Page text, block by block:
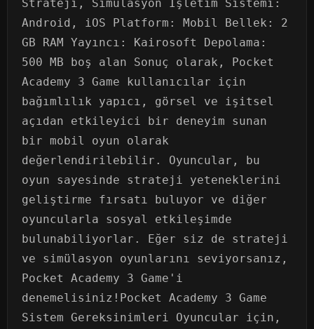
Strateji, Simülasyon İşletim Sistemi:
Android, iOS Platform: Mobil Bellek: 2
GB RAM Yayıncı: Kairosoft Depolama:
500 MB boş alan Sonuç olarak, Pocket
Academy 3 Game kullanıcılar için
bağımlılık yapıcı, görsel ve işitsel
açıdan etkileyici bir deneyim sunan
bir mobil oyun olarak
değerlendirilebilir. Oyuncular, bu
oyun sayesinde strateji yeteneklerini
geliştirme fırsatı buluyor ve diğer
oyuncularla sosyal etkileşimde
bulunabiliyorlar. Eğer siz de strateji
ve simülasyon oyunlarını seviyorsanız,
Pocket Academy 3 Game'i
denemelisiniz!Pocket Academy 3 Game
Sistem Gereksinimleri Oyuncular için,